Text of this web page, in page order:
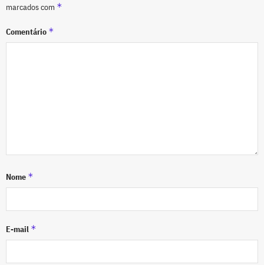
marcados com *
Comentário *
Nome *
E-mail *